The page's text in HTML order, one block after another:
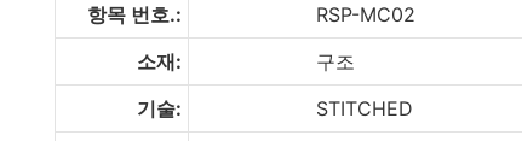
항목 번호.:
RSP-MC02
소재:
구조
기술:
STITCHED